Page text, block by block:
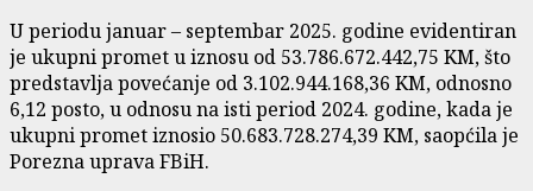
U periodu januar – septembar 2025. godine evidentiran
je ukupni promet u iznosu od 53.786.672.442,75 KM, što
predstavlja povećanje od 3.102.944.168,36 KM, odnosno
6,12 posto, u odnosu na isti period 2024. godine, kada je
ukupni promet iznosio 50.683.728.274,39 KM, saopćila je
Porezna uprava FBiH.